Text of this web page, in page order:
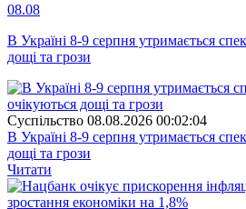
08.08
В Україні 8-9 серпня утримається
дощі та грози
Суспiльство 08.08.2026 00:02:04
В Україні 8-9 серпня утримається
дощі та грози
Читати